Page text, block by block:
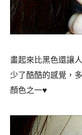
畫起來比黑色還讓
少了酷酷的感覺，
顏色之一♥